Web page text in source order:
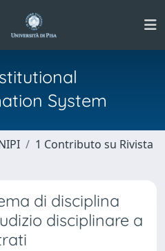
System
1 Contributo su Rivista
di disciplina
disciplinare a